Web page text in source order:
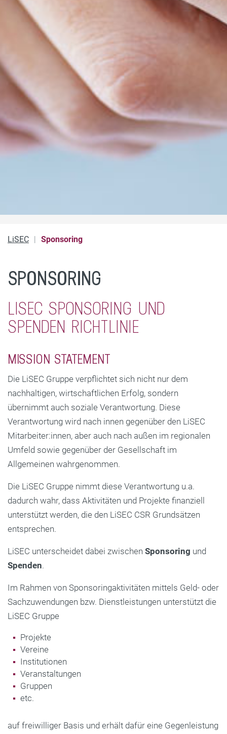
LiSEC Sponsoring
SPONSORING
LISEC SPONSORING UND
SPENDEN RICHTLINIE
MISSION STATEMENT
Die LiSEC Gruppe verpflichtet sich nicht nur dem
nachhaltigen, wirtschaftlichen Erfolg, sondern
übernimmt auch soziale Verantwortung. Diese
Verantwortung wird nach innen gegenüber den LiSEC
Mitarbeiter:innen, aber auch nach außen im regionalen
Umfeld sowie gegenüber der Gesellschaft im
Allgemeinen wahrgenommen.
Die LiSEC Gruppe nimmt diese Verantwortung u.a.
dadurch wahr, dass Aktivitäten und Projekte finanziell
unterstützt werden, die den LiSEC CSR Grundsätzen
entsprechen.
LiSEC unterscheidet dabei zwischen Sponsoring und
Spenden.
Im Rahmen von Sponsoringaktivitäten mittels Geld- oder
Sachzuwendungen bzw. Dienstleistungen unterstützt die
LiSEC Gruppe
Projekte
Vereine
Institutionen
Veranstaltungen
Gruppen
etc.
auf freiwilliger Basis und erhält dafür eine Gegenleistung